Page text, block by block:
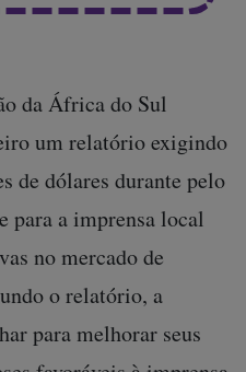
da África do Sul
um relatório exigindo
de dólares durante pelo
para a imprensa local
no mercado de
o relatório, a
para melhorar seus